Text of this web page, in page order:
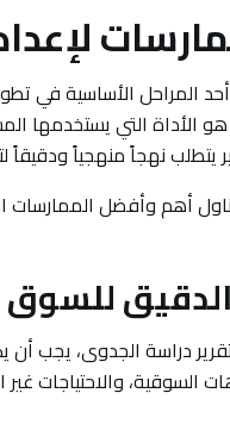
المراحل الأساسية في
الأداة التي يستخدمها
يتطلب نهجاً منهجياً
أهم وأفضل الممارسات
دراسة الجدوى، يجب
السوقية، والاحتياجات